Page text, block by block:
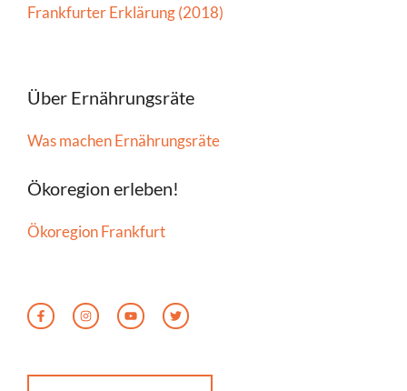
Frankfurter Erklärung (2018)
Über Ernährungsräte
Was machen Ernährungsräte
Ökoregion erleben!
Ökoregion Frankfurt